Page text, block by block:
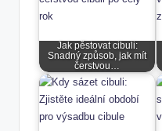
Jak pěstovat cibuli:
Snadný způsob, jak mít
čerstvou…